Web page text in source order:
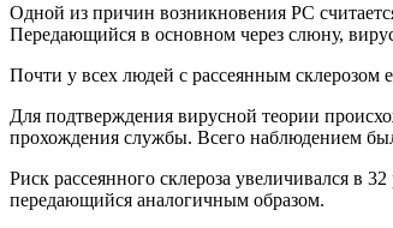
Одной из причин возникновения РС
Передающийся в основном через слюну,
Почти у всех людей с рассеянным склерозом
Для подтверждения вирусной теории
прохождения службы. Всего наблюдением
Риск рассеянного склероза увеличивался в
передающийся аналогичным образом.